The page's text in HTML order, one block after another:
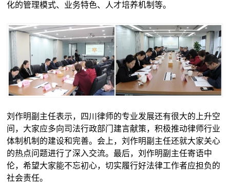
化的管理模式、业务特色、人才培养机制等。
刘作明副主任表示，四川律师的专业发展还有很大的上升空
间，大家应多向司法行政部门建言献策，积极推动律师行业
体制机制的建设和完善。会上，刘作明副主任还就大家关心
的热点问题进行了深入交流。最后，刘作明副主任寄语中
伦，希望大家能不忘初心，切实履行好法律工作者应担负的
社会责任。